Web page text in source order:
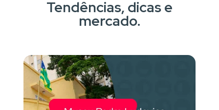
Tendências, dicas e
mercado.